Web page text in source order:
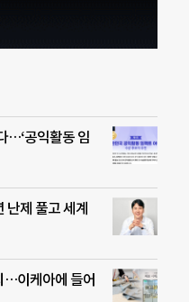
…‘공익활동 임
난제 풀고 세계
…이케아에 들어